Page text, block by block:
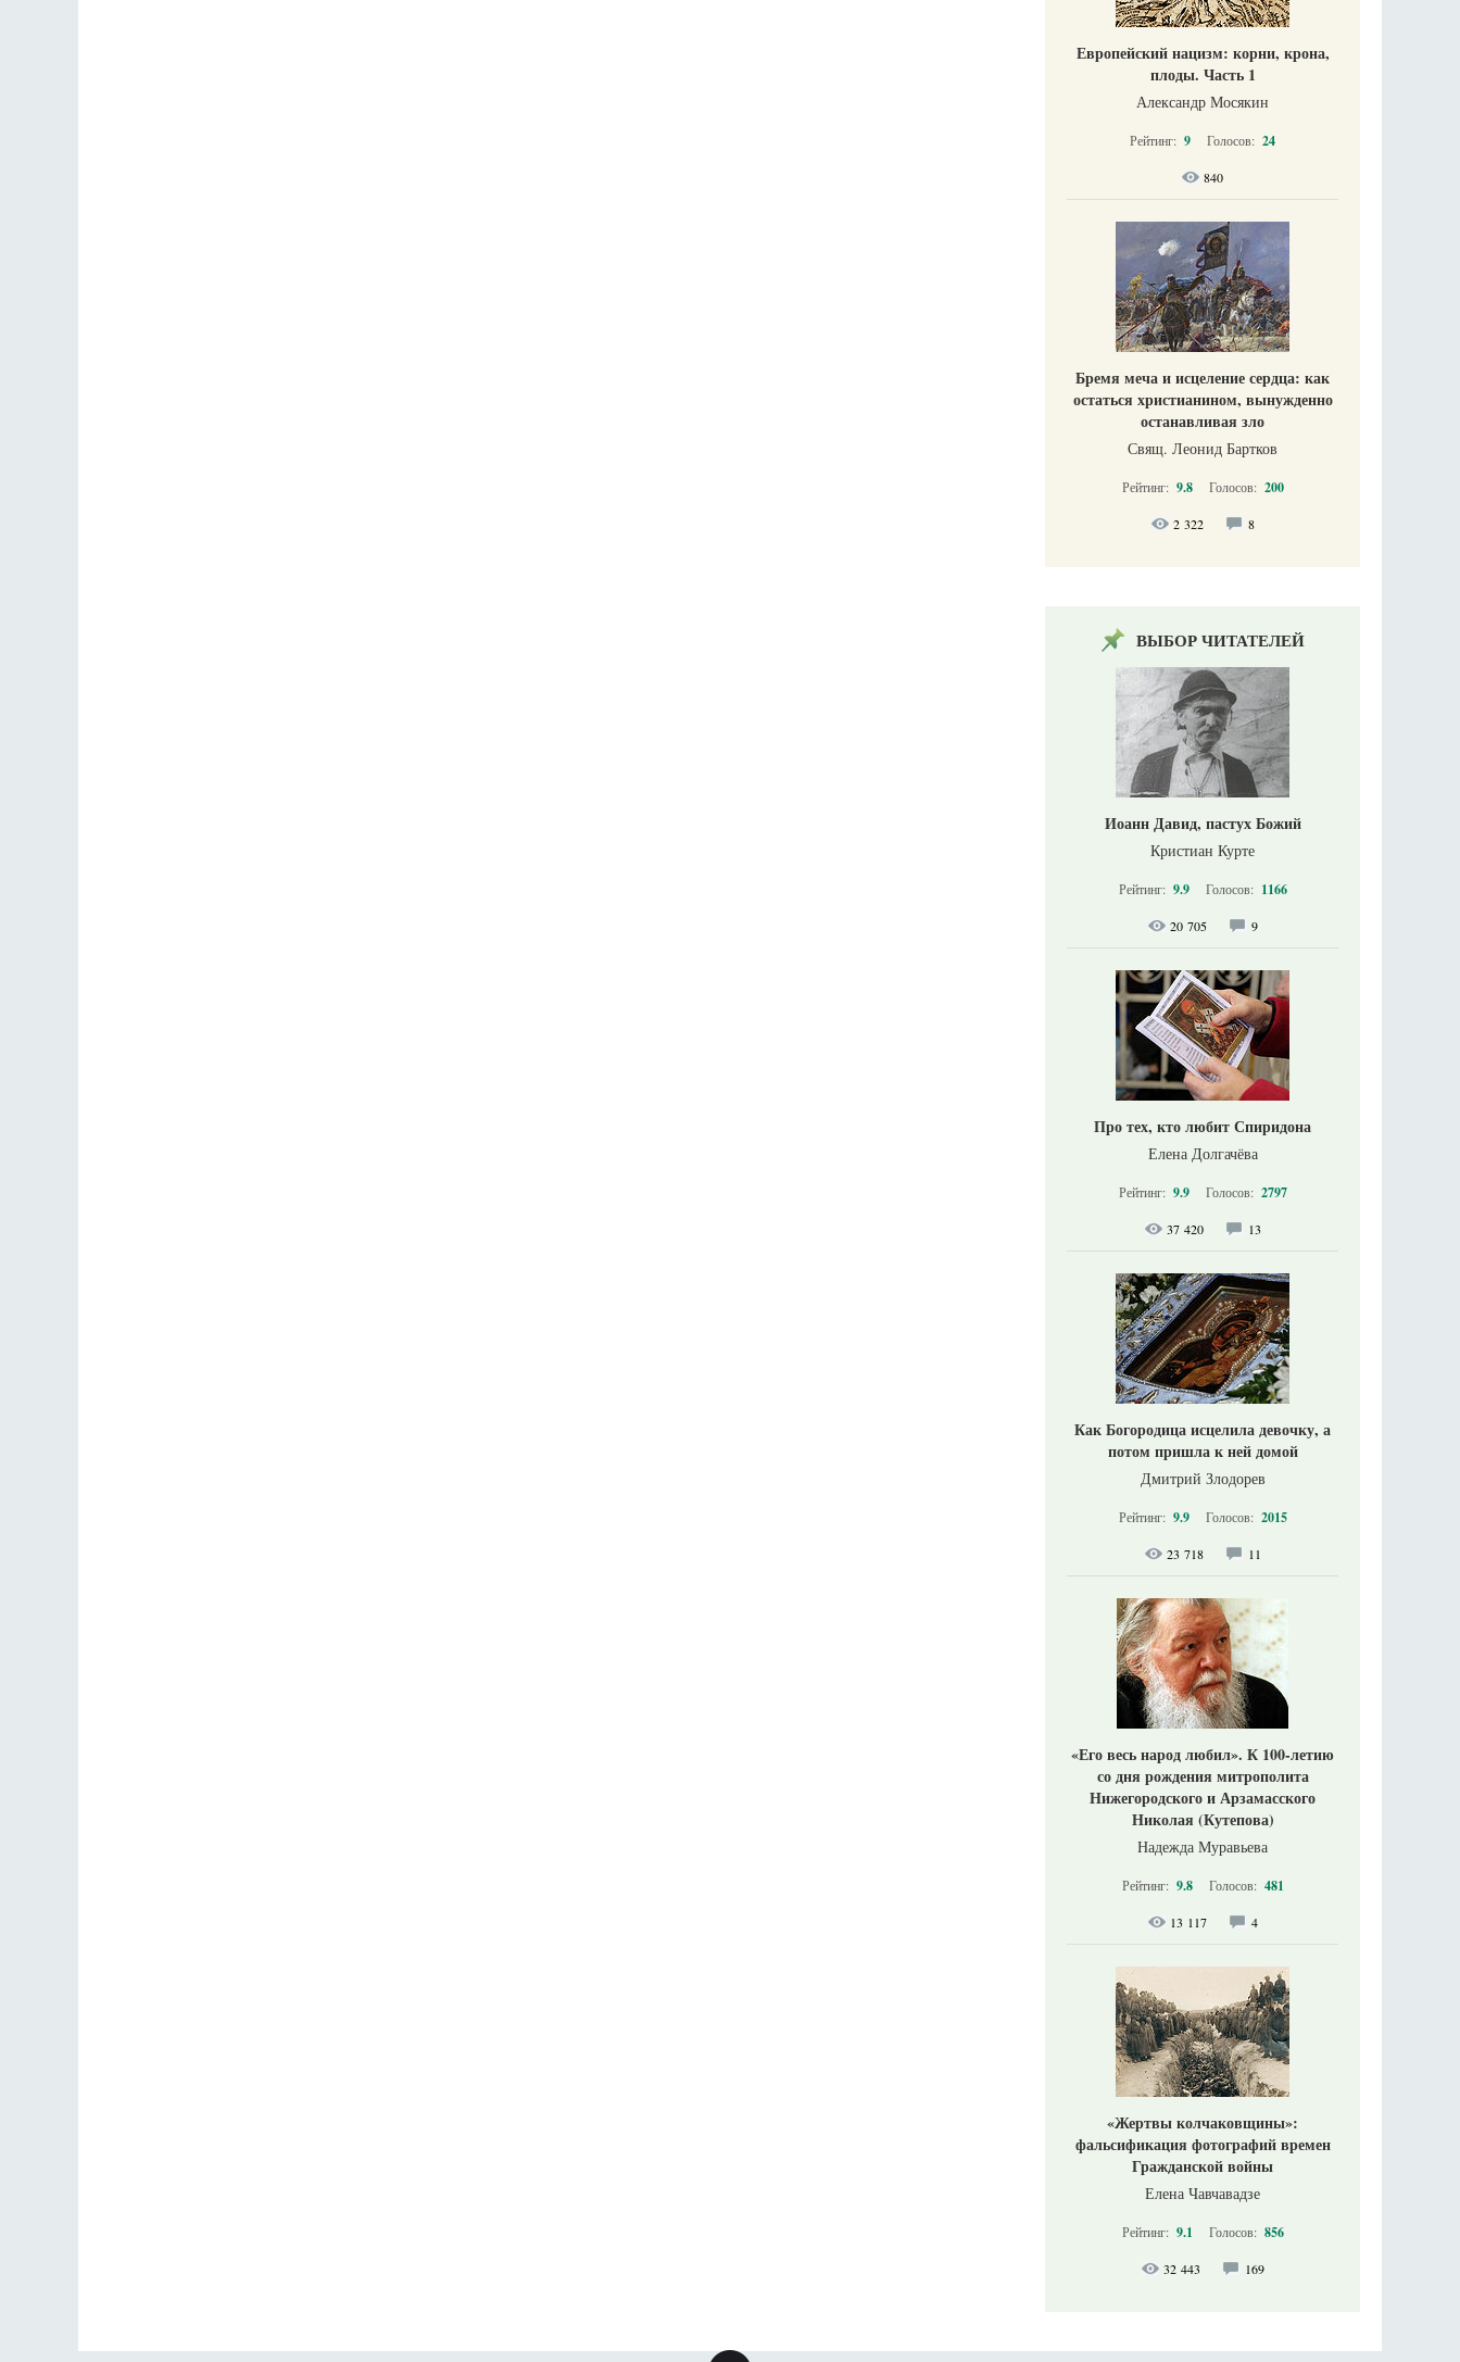
Европейский нацизм: корни, крона,
плоды. Часть 1
Александр Мосякин
Рейтинг: 9 Голосов: 24
840
Бремя меча и исцеление сердца: как
остаться христианином, вынужденно
останавливая зло
Свящ. Леонид Бартков
Рейтинг: 9.8 Голосов: 200
2 322 8
ВЫБОР ЧИТАТЕЛЕЙ
Иоанн Давид, пастух Божий
Кристиан Курте
Рейтинг: 9.9 Голосов: 1166
20 705 9
Про тех, кто любит Спиридона
Елена Долгачёва
Рейтинг: 9.9 Голосов: 2797
37 420 13
Как Богородица исцелила девочку, а
потом пришла к ней домой
Дмитрий Злодорев
Рейтинг: 9.9 Голосов: 2015
23 718 11
«Его весь народ любил». К 100-летию
со дня рождения митрополита
Нижегородского и Арзамасского
Николая (Кутепова)
Надежда Муравьева
Рейтинг: 9.8 Голосов: 481
13 117 4
«Жертвы колчаковщины»:
фальсификация фотографий времен
Гражданской войны
Елена Чавчавадзе
Рейтинг: 9.1 Голосов: 856
32 443 169